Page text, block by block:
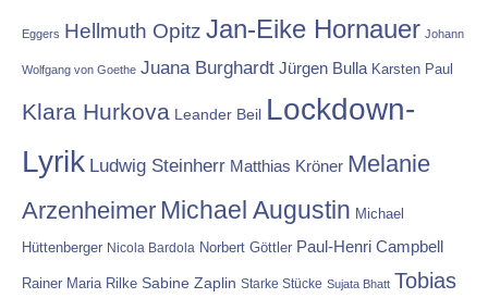
Eggers Hellmuth Opitz Jan-Eike Hornauer Johann
Wolfgang von Goethe Juana Burghardt Jürgen Bulla Karsten Paul
Klara Hurkova Leander Beil Lockdown-
Lyrik Ludwig Steinherr Matthias Kröner Melanie
Arzenheimer Michael Augustin Michael
Hüttenberger Nicola Bardola Norbert Göttler Paul-Henri Campbell
Rainer Maria Rilke Sabine Zaplin Starke Stücke Sujata Bhatt Tobias